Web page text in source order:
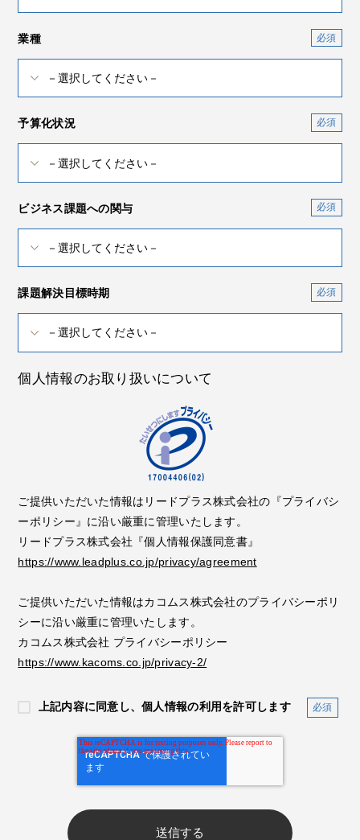
業種
予算化状況
ビジネス課題への関与
課題解決目標時期
個人情報のお取り扱いについて
ご提供いただいた情報はリードプラス株式会社の『プライバシ
ーポリシー』に沿い厳重に管理いたします。
リードプラス株式会社『個人情報保護同意書』
https://www.leadplus.co.jp/privacy/agreement
ご提供いただいた情報はカコムス株式会社のプライバシーポリ
シーに沿い厳重に管理いたします。
カコムス株式会社 プライバシーポリシー
https://www.kacoms.co.jp/privacy-2/
上記内容に同意し、個人情報の利用を許可します